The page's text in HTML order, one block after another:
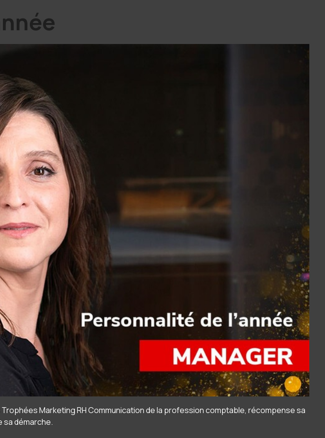
Marketing RH Communication de la profession comptable, récompense sa
sa démarche.